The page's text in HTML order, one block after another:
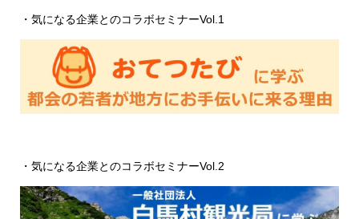
・気になる企業とのコラボセミナーVol.1
・気になる企業とのコラボセミナーVol.2